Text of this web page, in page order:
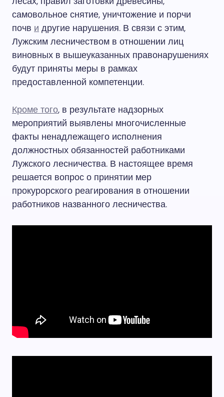
самовольное снятие, уничтожение и порчи
почв и другие нарушения. В связи с этим,
Лужским лесничеством в отношении лиц
виновных в вышеуказанных правонарушениях
будут приняты меры в рамках
предоставленной компетенции.
Кроме того, в результате надзорных
мероприятий выявлены многочисленные
факты ненадлежащего исполнения
должностных обязанностей работниками
Лужского лесничества. В настоящее время
решается вопрос о принятии мер
прокурорского реагирования в отношении
работников названного лесничества.